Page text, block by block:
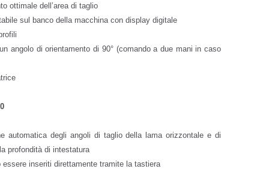
ottimale dell’area di taglio
sul banco della macchina con display digitale
angolo di orientamento di 90° (comando a due mani in caso
automatica degli angoli di taglio della lama orizzontale e di
profondità di intestatura
essere inseriti direttamente tramite la tastiera